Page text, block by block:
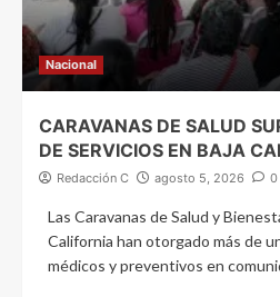
Nacional
CARAVANAS DE SALUD
DE SERVICIOS EN BAJA
Redacción C agosto 5, 2026 0
Las Caravanas de Salud y
California han otorgado más de
médicos y preventivos en